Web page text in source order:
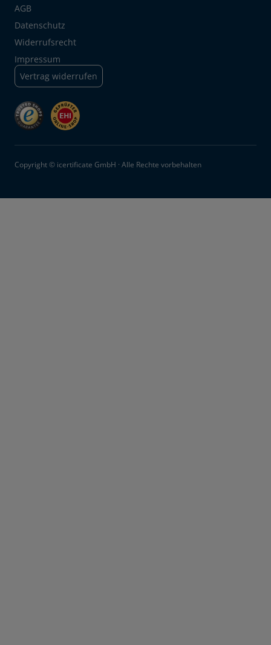
AGB
Datenschutz
Widerrufsrecht
Impressum
Vertrag widerrufen
Copyright © icertificate GmbH · Alle Rechte vorbehalten